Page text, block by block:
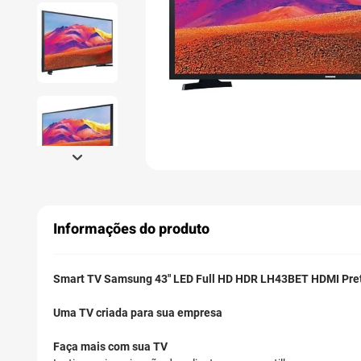
Informações do produto
Smart TV Samsung 43" LED Full HD HDR LH43BET HDMI
Uma TV criada para sua empresa
Faça mais com sua TV